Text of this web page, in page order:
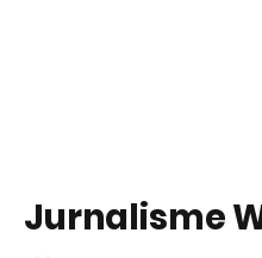
Jurnalisme